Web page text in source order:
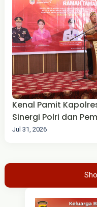
Kenal Pamit
Sinergi Polri dan
Jul 31, 2026